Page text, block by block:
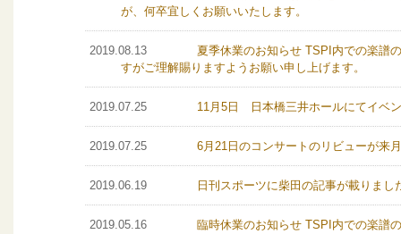
が、何卒宜しくお願いいたします。
2019.08.13
夏季休業のお知らせ TSPI内での楽譜
すがご理解賜りますようお願い申し上げます。
2019.07.25 11月5日 日本橋三井ホールにてイベ
2019.07.25 6月21日のコンサートのリビューが来
2019.06.19 日刊スポーツに柴田の記事が載りま
2019.05.16
臨時休業のお知らせ TSPI内での楽譜